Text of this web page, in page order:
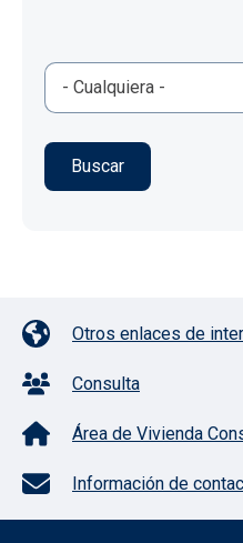
- Cualquiera -
Pie de página con
Otros enlaces de
Consulta
Área de Vivienda
Información de